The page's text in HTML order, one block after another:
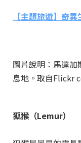
【主題旅遊】奇
圖片說明：馬達
息地。取自Flickr
狐猴（Lemur）